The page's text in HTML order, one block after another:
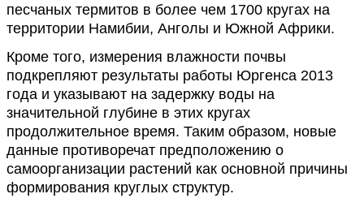
песчаных термитов в более чем 1700 кругах на
территории Намибии, Анголы и Южной Африки.
Кроме того, измерения влажности почвы
подкрепляют результаты работы Юргенса 2013
года и указывают на задержку воды на
значительной глубине в этих кругах
продолжительное время. Таким образом, новые
данные противоречат предположению о
самоорганизации растений как основной причины
формирования круглых структур.